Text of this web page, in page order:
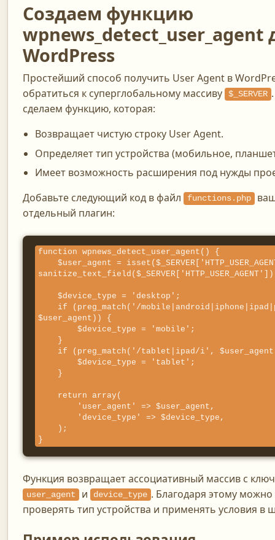
Создаем функцию
wpnews_detect_user_agent
WordPress
Простейший способ получить User Agent в
обратиться к суперглобальному массиву
$_SERVER
сделаем функцию, которая:
Возвращает чистую строку User Agent.
Определяет тип устройства (мобильное,
Имеет возможность расширения под нужды
Добавьте следующий код в файл
functions.php
отдельный плагин:
function wpnews_detect_user_agent() {
    $user_agent = isset($_SERVER['HTTP_USER_AGENT']) ?
    $device_type = 'desktop';
$user_agent)) {
        $device_type = 'mobile';
        $device_type = 'tablet';
}
Функция возвращает ассоциативный массив с
user_agent и device_type . Благодаря этому можно
проверять тип устройства и применять условия в